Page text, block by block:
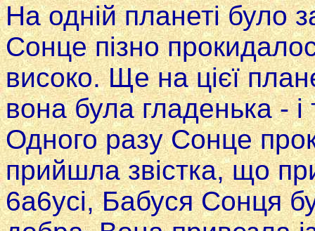
На одній планеті було
Сонце пізно
високо. Ще на цієї
вона була гладенька - i
Одного разу Сонце
прийшла звістка, що
6a6yci, Бабуся Сонця